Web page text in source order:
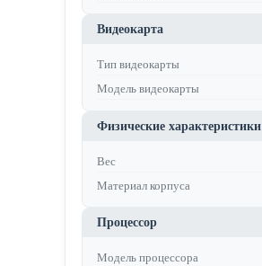
Видеокарта
Тип видеокарты
Модель видеокарты
Физические характеристики
Вес
Материал корпуса
Процессор
Модель процессора